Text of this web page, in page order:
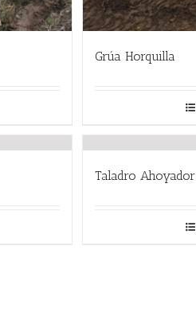
Grúa Horquilla
Taladro Ahoyador